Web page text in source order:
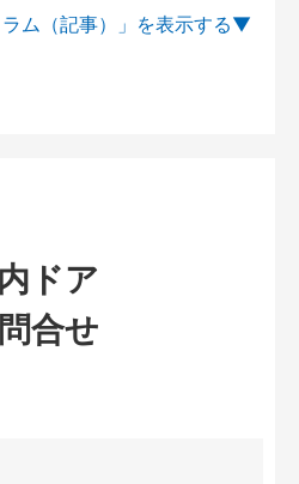
ム（記事）」を
ドア
合せ